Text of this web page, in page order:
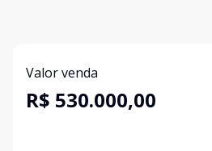
Valor venda
R$ 530.000,00